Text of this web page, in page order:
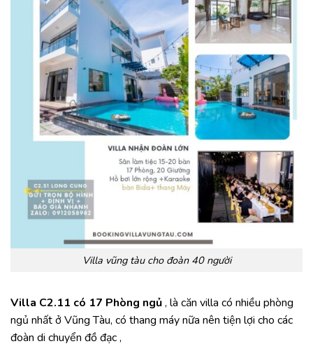
Villa vũng tàu cho đoàn 40 người
Villa C2.11 có 17 Phòng ngủ, là căn villa có nhiều phòng
ngủ nhất ở Vũng Tàu, có thang máy nữa nên tiện lợi cho các
đoàn di chuyển đồ đạc ,